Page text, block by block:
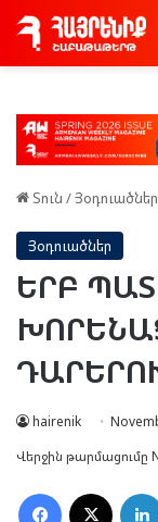
Տուն /Յօդուածներ
Յօդուածներ
ԵՐԲ
hairenik
Վերջին թարմացումը
Facebook